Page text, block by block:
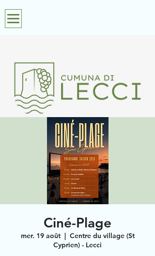
Ciné-Plage
mer. 19 août
  |
Centre du village (St
Cyprien) - Lecci